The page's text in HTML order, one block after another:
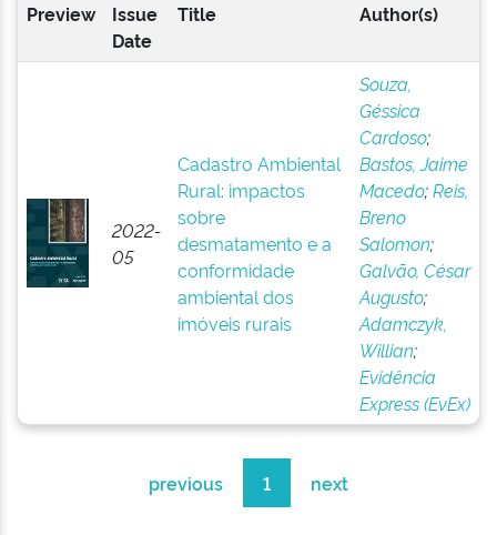
Preview
Issue
Date
Title Author(s)
2022-
05
Cadastro Ambiental
Rural: impactos
sobre
desmatamento e a
conformidade
ambiental dos
imóveis rurais
Souza,
Géssica
Cardoso;
Bastos, Jaime
Macedo;Reis,
Breno
Salomon;
Galvão, César
Augusto;
Adamczyk,
Willian;
Evidência
Express (EvEx)
previous 1 next